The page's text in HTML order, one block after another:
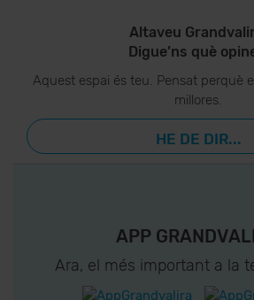
Altaveu
Digue’ns què
Aquest espai és teu. Pensat perquè
millores.
HE DE DIR...
APP
Ara, el més important a la